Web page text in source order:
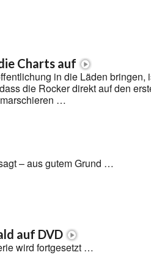
Charts auf
in die Läden bringen,
die Rocker direkt auf den
…
– aus gutem Grund …
auf DVD
wird fortgesetzt …